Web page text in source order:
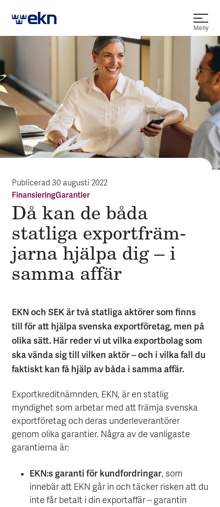
Öppna
Meny
Publicerad 30 augusti 2022
FinansieringGarantier
Då kan de båda
statliga export­främ­
jar­na hjälpa dig – i
samma affär
EKN och SEK är två statliga aktörer som finns
till för att hjälpa svenska exportföretag, men på
olika sätt. Här reder vi ut vilka exportbolag som
ska vända sig till vilken aktör – och i vilka fall du
faktiskt kan få hjälp av båda i samma affär.
Exportkreditnämnden, EKN, är en statlig
myndighet som arbetar med att främja svenska
exportföretag och deras underleverantörer
genom olika garantier. Några av de vanligaste
garantierna är:
EKN:s garanti för kundfordringar, som
innebär att EKN går in och täcker risken att du
inte får betalt i din exportaffär – garantin